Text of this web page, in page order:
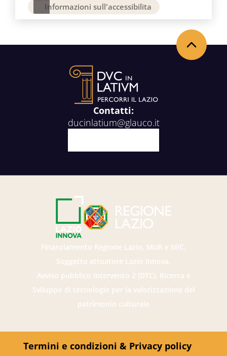
Informazioni sull'accessibilita
Contatti:
ducinlatium@glauco.it
Finanziamento Regione Lazio, MUR e MiC.
Soggetto attuatore Lazio Innova.
Avviso pubblico intervento 2 (DTC). Ricerca e
Sviluppo di tecnologie per la valorizzazione del
patrimonio culturale
Termini e condizioni & Privacy policy
Back to the top